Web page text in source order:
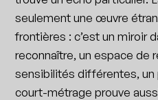
seulement une œuvre
frontières : c’est un miroir
reconnaître, un espace de
sensibilités différentes, un
court-métrage prouve